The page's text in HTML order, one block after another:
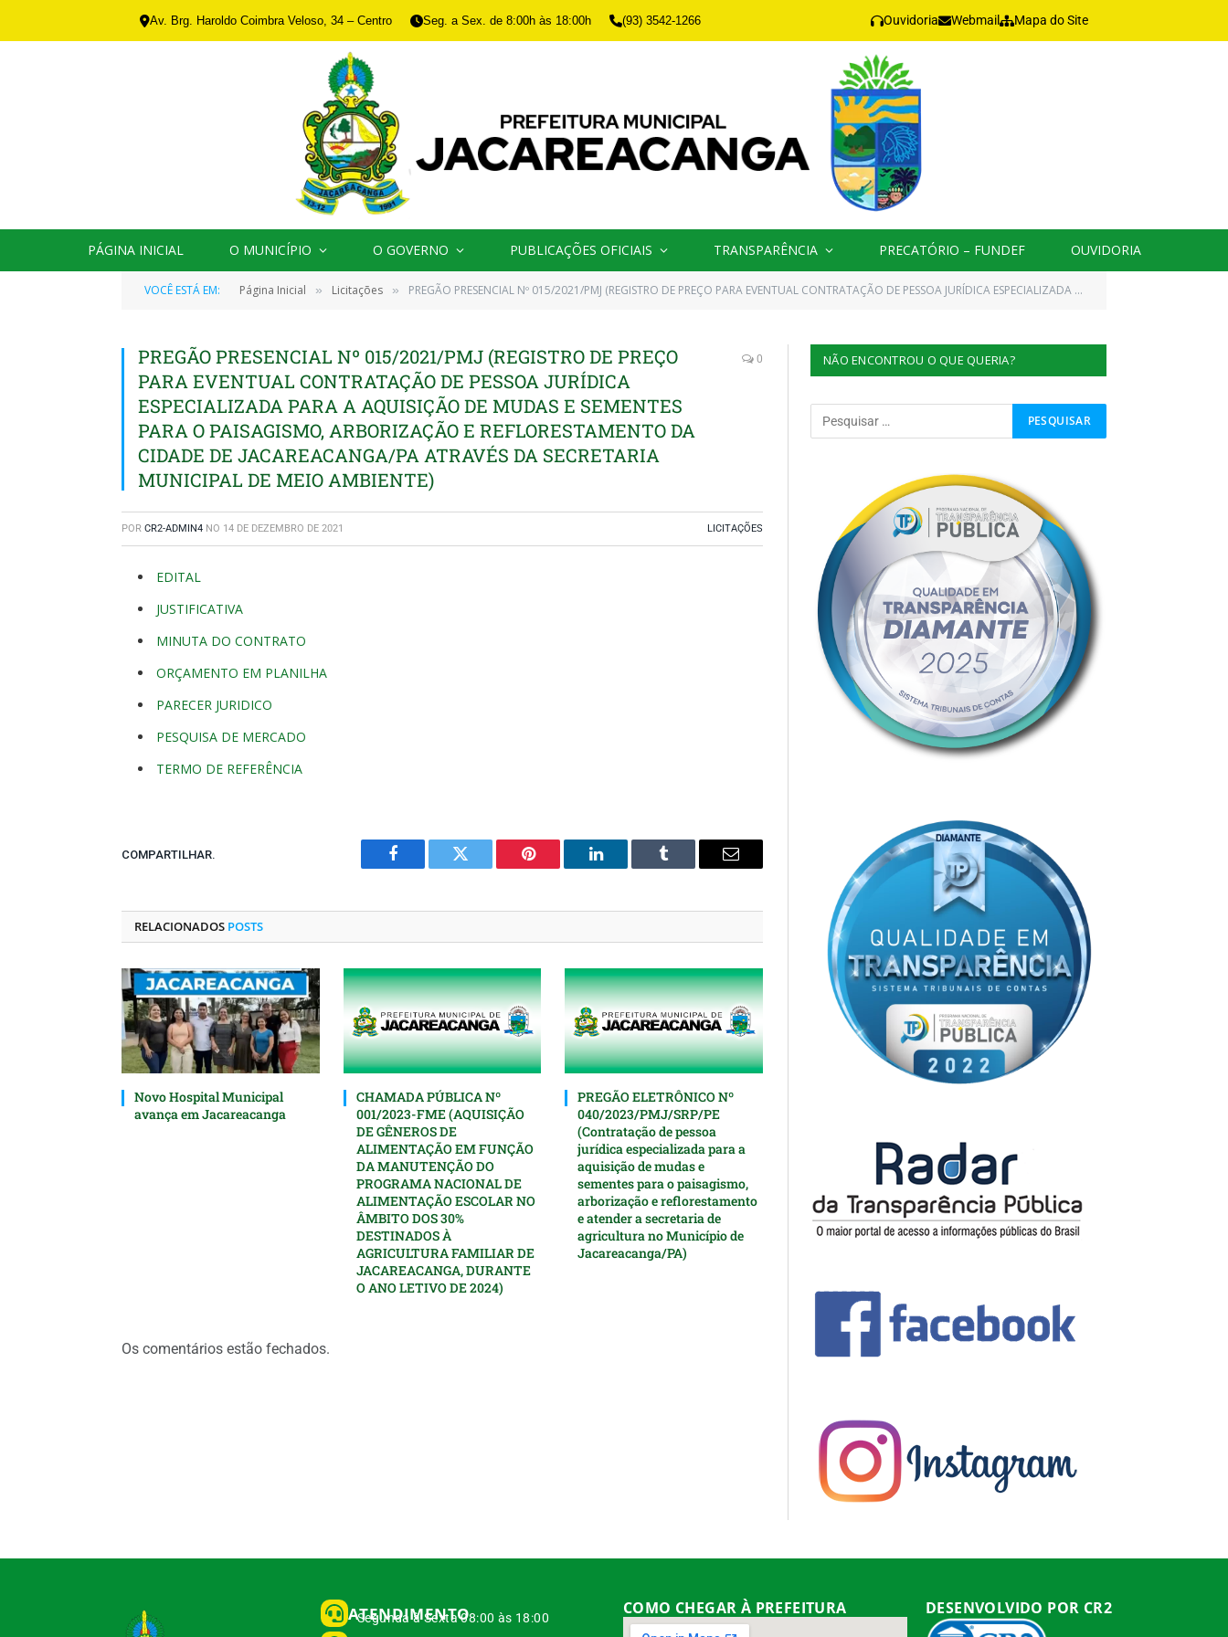
Av. Brg. Haroldo Coimbra Veloso, 34 – Centro Seg. a Sex. de 8:00h às 18:00h (93) 3542-1266 Ouvidoria Webmail Mapa do Site
PÁGINA INICIAL O MUNICÍPIO O GOVERNO PUBLICAÇÕES OFICIAIS TRANSPARÊNCIA PRECATÓRIO – FUNDEF OUVIDORIA
VOCÊ ESTÁ EM: Página Inicial » Licitações » PREGÃO PRESENCIAL Nº 015/2021/PMJ (REGISTRO DE PREÇO PARA EVENTUAL CONTRATAÇÃO DE PESSOA JURÍDICA ESPECIALIZADA PARA A AQUISIÇÃO DE MUDAS E SEMENTES PARA O PAISAGISMO, ARBORIZAÇÃO E REFLORESTAMENTO DA CIDADE DE JACAREACANGA/PA ATRAVÉS DA SECRETARIA MUNICIPAL DE MEIO AMBIENTE)
PREGÃO PRESENCIAL Nº 015/2021/PMJ (REGISTRO DE PREÇO
PARA EVENTUAL CONTRATAÇÃO DE PESSOA JURÍDICA
ESPECIALIZADA PARA A AQUISIÇÃO DE MUDAS E SEMENTES
PARA O PAISAGISMO, ARBORIZAÇÃO E REFLORESTAMENTO DA
CIDADE DE JACAREACANGA/PA ATRAVÉS DA SECRETARIA
MUNICIPAL DE MEIO AMBIENTE)
0
POR CR2-ADMIN4 NO 14 DE DEZEMBRO DE 2021 LICITAÇÕES
EDITAL
JUSTIFICATIVA
MINUTA DO CONTRATO
ORÇAMENTO EM PLANILHA
PARECER JURIDICO
PESQUISA DE MERCADO
TERMO DE REFERÊNCIA
COMPARTILHAR.
Facebook Twitter Pinterest
O
Tumblr
E-
RELACIONADOS POSTS
Novo Hospital Municipal
avança em Jacareacanga
CHAMADA PÚBLICA Nº
001/2023-FME (AQUISIÇÃO
DE GÊNEROS DE
ALIMENTAÇÃO EM FUNÇÃO
DA MANUTENÇÃO DO
PROGRAMA NACIONAL DE
ALIMENTAÇÃO ESCOLAR NO
ÂMBITO DOS 30%
DESTINADOS À
AGRICULTURA FAMILIAR DE
JACAREACANGA, DURANTE
O ANO LETIVO DE 2024)
PREGÃO ELETRÔNICO Nº
040/2023/PMJ/SRP/PE
(Contratação de pessoa
jurídica especializada para a
aquisição de mudas e
sementes para o paisagismo,
arborização e reflorestamento
e atender a secretaria de
agricultura no Município de
Jacareacanga/PA)
Os comentários estão fechados.
NÃO ENCONTROU O QUE QUERIA?
ATENDIMENTO
Segunda à Sexta 08:00 às 18:00 COMO CHEGAR À PREFEITURA DESENVOLVIDO POR CR2